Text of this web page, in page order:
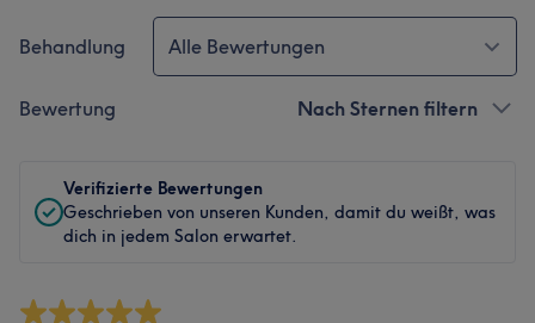
Behandlung Alle Bewertungen
Bewertung Nach Sternen filtern
Verifizierte Bewertungen
Geschrieben von unseren Kunden, damit du weißt, was
dich in jedem Salon erwartet.